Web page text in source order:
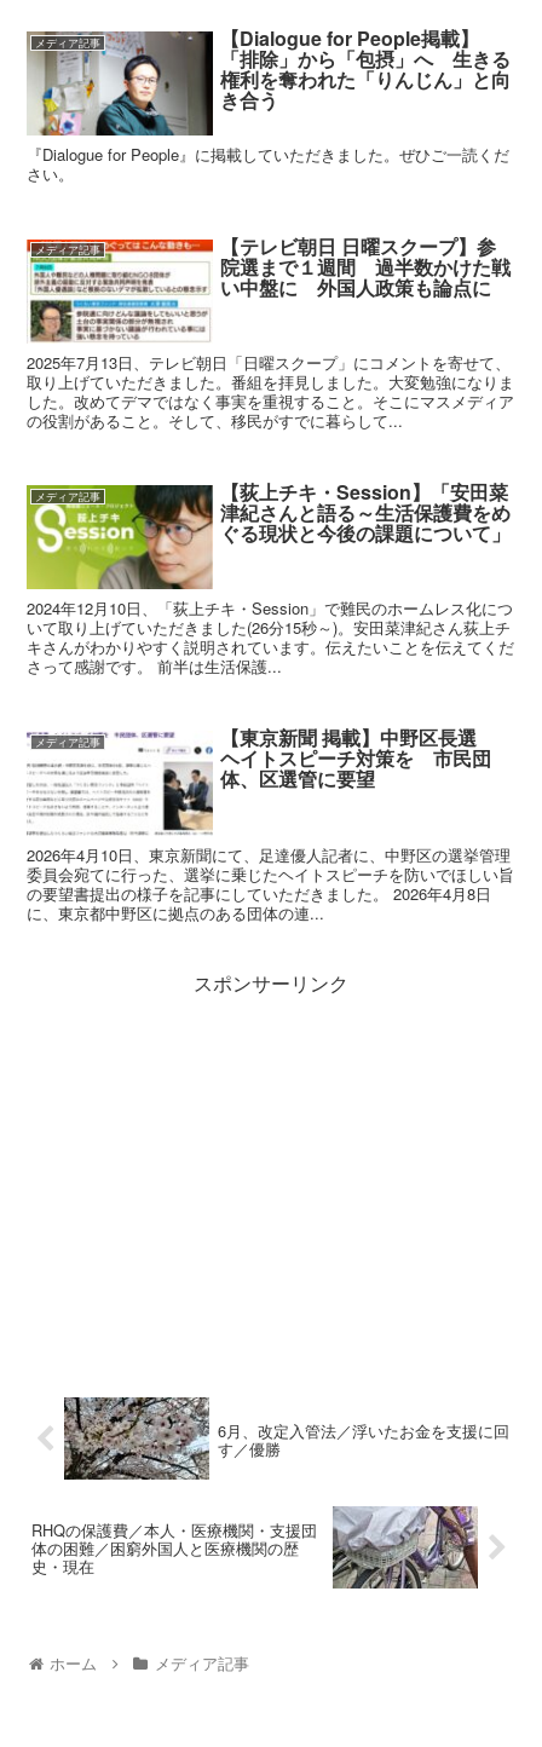
メディア記事 【Dialogue for People掲載】
「排除」から「包摂」へ 生きる
権利を奪われた「りんじん」と向
き合う
『Dialogue for People』に掲載していただきました。ぜひご一読くだ
さい。
メディア記事 【テレビ朝日 日曜スクープ】参
院選まで１週間 過半数かけた戦
い中盤に 外国人政策も論点に
2025年7月13日、テレビ朝日「日曜スクープ」にコメントを寄せて、
取り上げていただきました。番組を拝見しました。大変勉強になりま
した。改めてデマではなく事実を重視すること。そこにマスメディア
の役割があること。そして、移民がすでに暮らして...
メディア記事 【荻上チキ・Session】「安田菜
津紀さんと語る～生活保護費をめ
ぐる現状と今後の課題について」
2024年12月10日、「荻上チキ・Session」で難民のホームレス化につ
いて取り上げていただきました(26分15秒～)。安田菜津紀さん荻上チ
キさんがわかりやすく説明されています。伝えたいことを伝えてくだ
さって感謝です。 前半は生活保護...
メディア記事 【東京新聞 掲載】中野区長選
ヘイトスピーチ対策を 市民団
体、区選管に要望
2026年4月10日、東京新聞にて、足達優人記者に、中野区の選挙管理
委員会宛てに行った、選挙に乗じたヘイトスピーチを防いでほしい旨
の要望書提出の様子を記事にしていただきました。 2026年4月8日
に、東京都中野区に拠点のある団体の連...
スポンサーリンク
6月、改定入管法／浮いたお金を支援に回
す／優勝
RHQの保護費／本人・医療機関・支援団
体の困難／困窮外国人と医療機関の歴
史・現在
ホーム メディア記事